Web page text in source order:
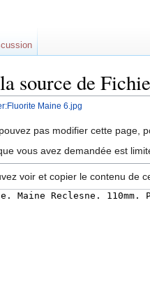
source de
Maine 6.jpg
pas modifier cette page,
vous avez demandée est
voir et copier le contenu de